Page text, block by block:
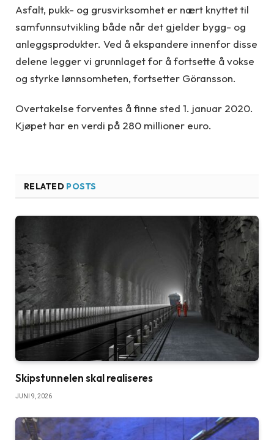
Asfalt, pukk- og grusvirksomhet er nært knyttet til
samfunnsutvikling både når det gjelder bygg- og
anleggsprodukter. Ved å ekspandere innenfor disse
delene legger vi grunnlaget for å fortsette å vokse
og styrke lønnsomheten, fortsetter Göransson.
Overtakelse forventes å finne sted 1. januar 2020.
Kjøpet har en verdi på 280 millioner euro.
RELATED POSTS
Skipstunnelen skal realiseres
JUNI 9, 2026